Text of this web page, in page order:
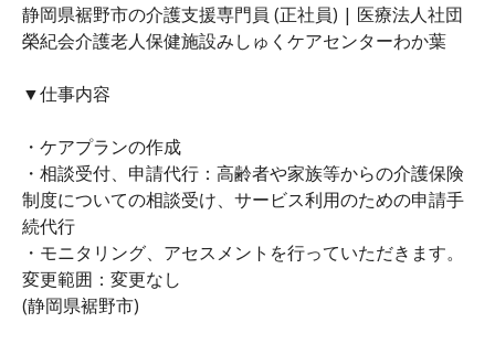
静岡県裾野市の介護支援専門員 (正社員) | 医療法人社団
榮紀会介護老人保健施設みしゅくケアセンターわか葉
▼仕事内容
・ケアプランの作成
・相談受付、申請代行：高齢者や家族等からの介護保険
制度についての相談受け、サービス利用のための申請手
続代行
・モニタリング、アセスメントを行っていただきます。
変更範囲：変更なし
(静岡県裾野市)